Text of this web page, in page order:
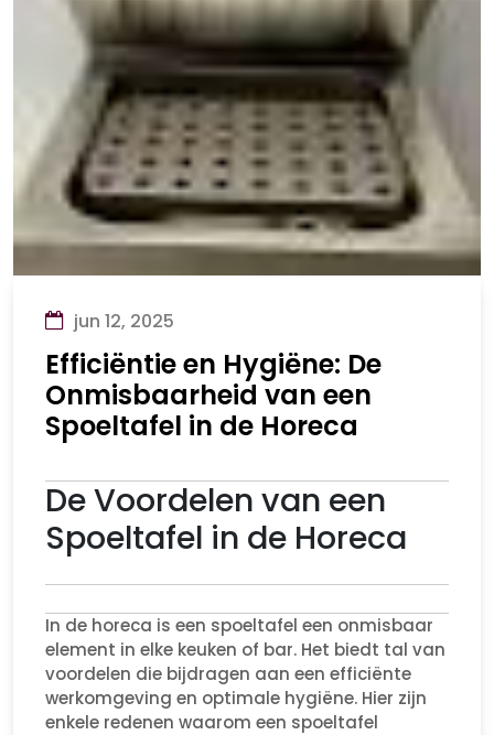
jun 12, 2025
Efficiëntie en Hygiëne: De
Onmisbaarheid van een
Spoeltafel in de Horeca
De Voordelen van een
Spoeltafel in de Horeca
In de horeca is een spoeltafel een onmisbaar
element in elke keuken of bar. Het biedt tal van
voordelen die bijdragen aan een efficiënte
werkomgeving en optimale hygiëne. Hier zijn
enkele redenen waarom een spoeltafel